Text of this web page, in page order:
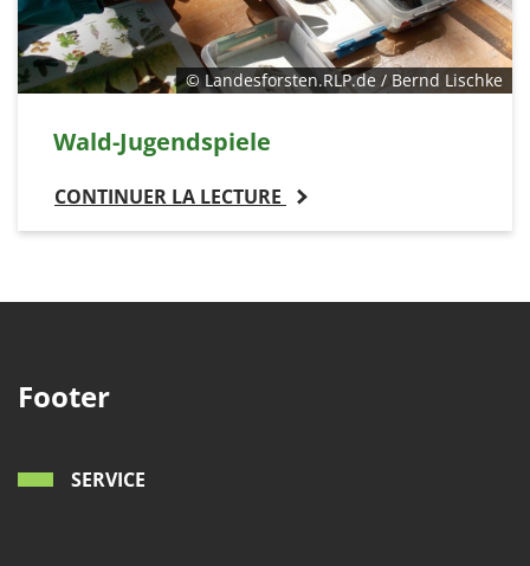
© Landesforsten.RLP.de / Bernd Lischke
Wald-Jugendspiele
CONTINUER LA LECTURE
Footer
SERVICE